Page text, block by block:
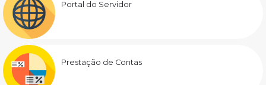
Portal do Servidor
Prestação de Contas